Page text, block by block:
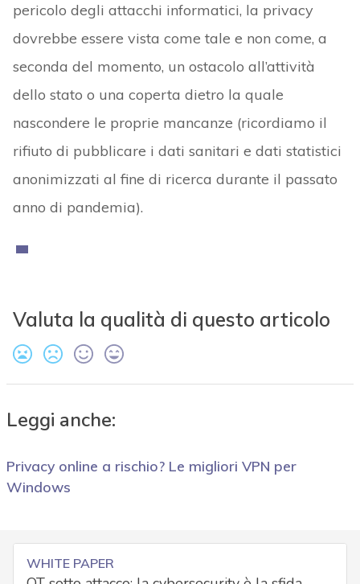
pericolo degli attacchi informatici, la privacy
dovrebbe essere vista come tale e non come, a
seconda del momento, un ostacolo all’attività
dello stato o una coperta dietro la quale
nascondere le proprie mancanze (ricordiamo il
rifiuto di pubblicare i dati sanitari e dati statistici
anonimizzati al fine di ricerca durante il passato
anno di pandemia).
Valuta la qualità di questo articolo
Leggi anche:
Privacy online a rischio? Le migliori VPN per
Windows
WHITE PAPER